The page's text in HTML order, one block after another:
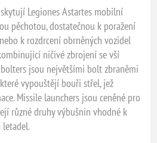
Legiones Astartes mobilní
pěchotou, dostatečnou k poražení
k rozdrcení obrněných vozidel
ničivé zbrojení se vší
jsou největšími bolt zbraněmi
vypouštějí bouři střel, jež
Missile launchers jsou ceněné pro
různé druhy výbušnin vhodné k
letadel.